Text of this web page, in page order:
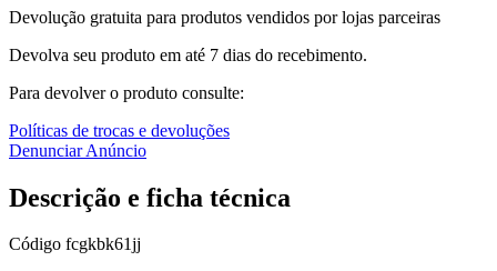
Devolução gratuita para produtos vendidos por lojas parceiras
Devolva seu produto em até 7 dias do recebimento.
Para devolver o produto consulte:
Políticas de trocas e devoluções
Denunciar Anúncio
Descrição e ficha técnica
Código fcgkbk61jj